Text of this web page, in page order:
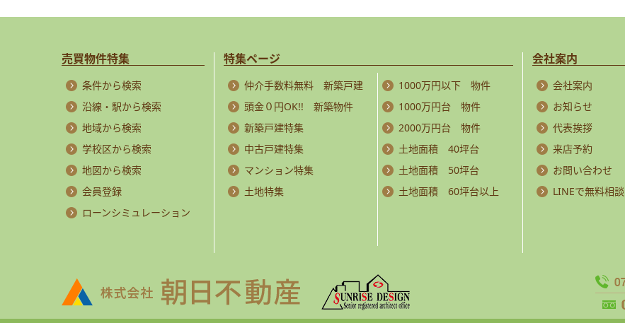
売買物件特集
条件から検索
沿線・駅から検索
地域から検索
学校区から検索
地図から検索
会員登録
ローンシミュレーション
特集ページ
仲介手数料無料 新築戸建
頭金０円OK!! 新築物件
新築戸建特集
中古戸建特集
マンション特集
土地特集
1000万円以下 物件
1000万円台 物件
2000万円台 物件
土地面積 40坪台
土地面積 50坪台
土地面積 60坪台以上
会社案内
会社案内
お知らせ
代表挨拶
来店予約
お問い合わせ
LINEで無料相談